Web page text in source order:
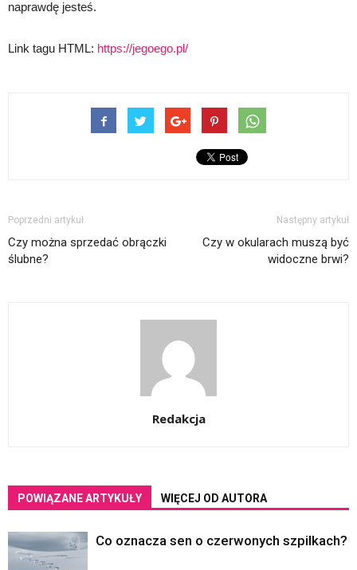
naprawdę jesteś.
Link tagu HTML: https://jegoego.pl/
Poprzedni artykuł
Czy można sprzedać obrączki
ślubne?
Następny artykuł
Czy w okularach muszą być
widoczne brwi?
Redakcja
POWIĄZANE ARTYKUŁY WIĘCEJ OD AUTORA
Co oznacza sen o czerwonych szpilkach?